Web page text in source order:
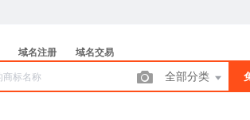
域名注册 域名交易
全部分类